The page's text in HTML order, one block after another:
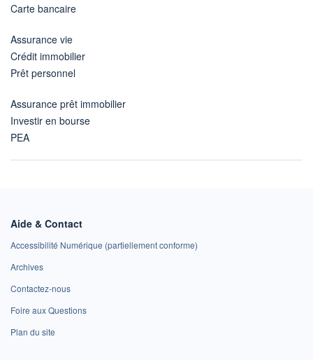
Carte bancaire
Assurance vie
Crédit immobilier
Prêt personnel
Assurance prêt immobilier
Investir en bourse
PEA
Aide & Contact
Accessibilité Numérique (partiellement conforme)
Archives
Contactez-nous
Foire aux Questions
Plan du site